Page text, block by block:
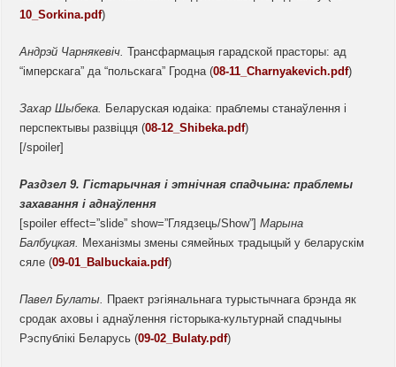
10_Sorkina.pdf)
Андрэй Чарнякевіч.Трансфармацыя гарадской прасторы: ад
“імперскага” да “польскага” Гродна (08-11_Charnyakevich.pdf)
ЗахарШыбека. Беларуская юдаіка: праблемы станаўлення і
перспектывы развіцця (08-12_Shibeka.pdf)
[/spoiler]
Раздзел 9. Гістарычная і этнічная спадчына: праблемы
захавання і аднаўлення
[spoiler effect=”slide” show=”Глядзець/Show”]Марына
Балбуцкая. Механізмы змены сямейных традыцый у беларускім
сяле (09-01_Balbuckaia.pdf)
Павел Булаты. Праект рэгіянальнага турыстычнага брэнда як
сродак аховы і аднаўлення гісторыка-культурнай спадчыны
Рэспублікі Беларусь (09-02_Bulaty.pdf)